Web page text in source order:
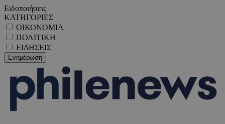
Ειδοποιήσεις
ΚΑΤΗΓΟΡΙΕΣ
ΟΙΚΟΝΟΜΙΑ
ΠΟΛΙΤΙΚΗ
ΕΙΔΗΣΕΙΣ